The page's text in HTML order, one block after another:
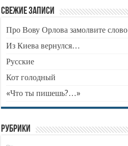
Свежие записи
Про Вову Орлова замолвите слово
Из Киева вернулся…
Русские
Кот голодный
«Что ты пишешь?…»
Рубрики